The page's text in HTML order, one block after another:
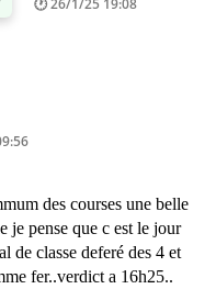
26/1/25 19:08
des courses une belle
je pense que c est le jour
de classe deferé des 4 et
fer..verdict a 16h25..